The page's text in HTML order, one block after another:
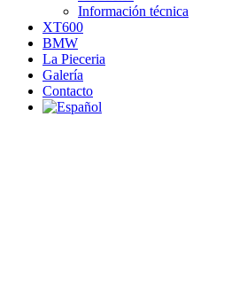
Información técnica
XT600
BMW
La Pieceria
Galería
Contacto